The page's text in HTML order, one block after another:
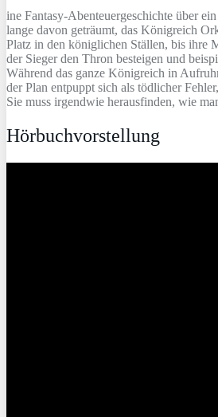
ine Fantasy-Abenteuergeschichte über
lange davon geträumt, das Königreich
Platz in den königlichen Ställen, bis ihre
der Sieger den Thron besteigen und
Während das ganze Königreich in
der Plan entpuppt sich als tödlicher
Sie muss irgendwie herausfinden, wie
Hörbuchvorstellung